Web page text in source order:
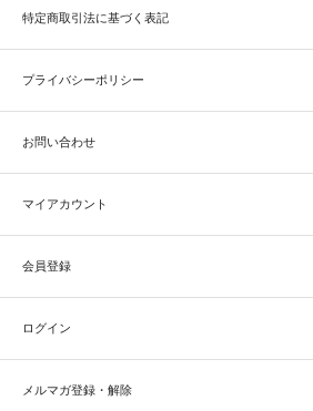
特定商取引法に基づく表記
プライバシーポリシー
お問い合わせ
マイアカウント
会員登録
ログイン
メルマガ登録・解除